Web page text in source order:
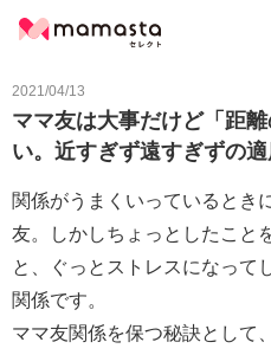
2021/04/13
ママ友は大事だけど「距
い。近すぎず遠すぎずの
関係がうまくいっているとき
友。しかしちょっとしたこと
と、ぐっとストレスになって
関係です。
ママ友関係を保つ秘訣として